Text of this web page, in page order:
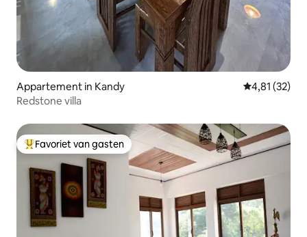
Appartement in Kandy Gemiddelde
4,81 (32)
Redstone villa
Topfavoriet van gasten
Favoriet van gasten